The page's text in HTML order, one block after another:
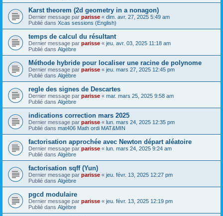
Karst theorem (2d geometry in a nonagon)
Dernier message par parisse « dim. avr. 27, 2025 5:49 am
Publié dans Xcas sessions (English)
temps de calcul du résultant
Dernier message par parisse « jeu. avr. 03, 2025 11:18 am
Publié dans Algèbre
Méthode hybride pour localiser une racine de polynome
Dernier message par parisse « jeu. mars 27, 2025 12:45 pm
Publié dans Algèbre
regle des signes de Descartes
Dernier message par parisse « mar. mars 25, 2025 9:58 am
Publié dans Algèbre
indications correction mars 2025
Dernier message par parisse « lun. mars 24, 2025 12:35 pm
Publié dans mat406 Math ordi MAT&MIN
factorisation approchée avec Newton départ aléatoire
Dernier message par parisse « lun. mars 24, 2025 9:24 am
Publié dans Algèbre
factorisation sqff (Yun)
Dernier message par parisse « jeu. févr. 13, 2025 12:27 pm
Publié dans Algèbre
pgcd modulaire
Dernier message par parisse « jeu. févr. 13, 2025 12:19 pm
Publié dans Algèbre